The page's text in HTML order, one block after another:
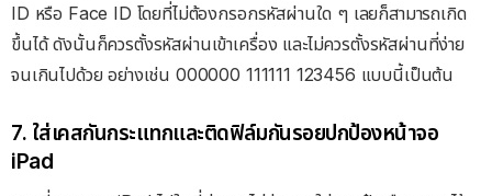
ID หรือ Face ID โดยที่ไม่ต้องกรอกรหัสผ่านใด ๆ เลยก็สามารถเกิด
ขึ้นได้ ดังนั้นก็ควรตั้งรหัสผ่านเข้าเครื่อง และไม่ควรตั้งรหัสผ่านที่ง่าย
จนเกินไปด้วย อย่างเช่น 000000 111111 123456 แบบนี้เป็นต้น
7. ใส่เคสกันกระแทกและติดฟิล์มกันรอยปกป้องหน้าจอ
iPad